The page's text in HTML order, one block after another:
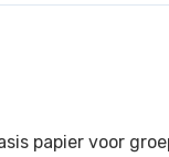
papier voor